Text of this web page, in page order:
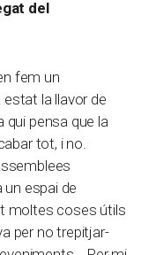
del
fem un
la llavor de
qui pensa que la
tot, i no.
espai de
moltes coses útils
per no trepitjar-